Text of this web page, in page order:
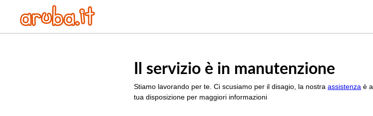
Il servizio è in manutenzione
Stiamo lavorando per te. Ci scusiamo per il disagio, la nostraassistenza è a
tua disposizione per maggiori informazioni